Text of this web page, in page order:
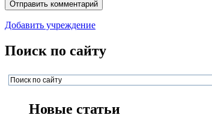
Добавить учреждение
Поиск по сайту
Новые статьи